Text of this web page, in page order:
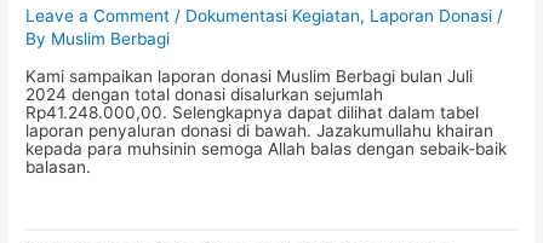
Leave a Comment / Dokumentasi Kegiatan, Laporan Donasi /
By Muslim Berbagi
Kami sampaikan laporan donasi Muslim Berbagi bulan Juli
2024 dengan total donasi disalurkan sejumlah
Rp41.248.000,00. Selengkapnya dapat dilihat dalam tabel
laporan penyaluran donasi di bawah. Jazakumullahu khairan
kepada para muhsinin semoga Allah balas dengan sebaik-baik
balasan.